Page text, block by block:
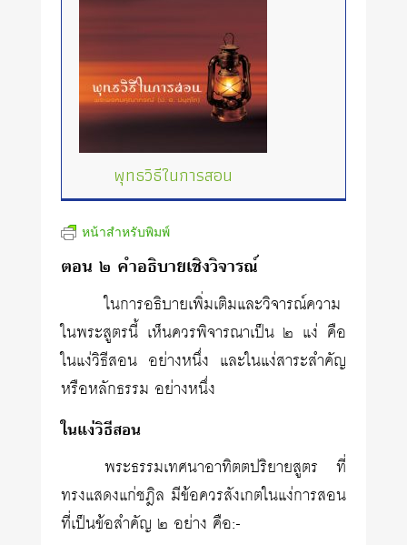
พุทธวิธีในการสอน
หน้าสำหรับพิมพ์
ตอน ๒ คำอธิบายเชิงวิจารณ์
ในการอธิบายเพิ่มเติมและวิจารณ์ความ
ในพระสูตรนี้ เห็นควรพิจารณาเป็น ๒ แง่ คือ
ในแง่วิธีสอน อย่างหนึ่ง และในแง่สาระสำคัญ
หรือหลักธรรม อย่างหนึ่ง
ในแง่วิธีสอน
พระธรรมเทศนาอาทิตตปริยายสูตร ที่
ทรงแสดงแก่ชฎิล มีข้อควรสังเกตในแง่การสอน
ที่เป็นข้อสำคัญ ๒ อย่าง คือ:-